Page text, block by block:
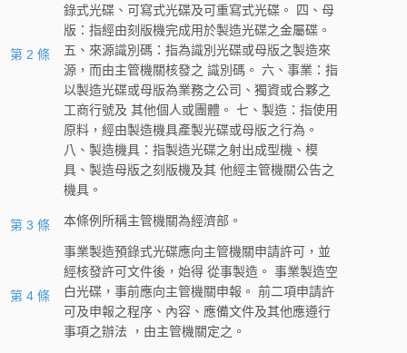
第 2 條
錄式光碟、可寫式光碟及可重寫式光碟。 四、母
版：指經由刻版機完成用於製造光碟之金屬碟。
五、來源識別碼：指為識別光碟或母版之製造來
源，而由主管機關核發之 識別碼。 六、事業：指
以製造光碟或母版為業務之公司、獨資或合夥之
工商行號及 其他個人或團體。 七、製造：指使用
原料，經由製造機具產製光碟或母版之行為。
八、製造機具：指製造光碟之射出成型機、模
具、製造母版之刻版機及其 他經主管機關公告之
機具。
第 3 條 本條例所稱主管機關為經濟部。
第 4 條
事業製造預錄式光碟應向主管機關申請許可，並
經核發許可文件後，始得 從事製造。 事業製造空
白光碟，事前應向主管機關申報。 前二項申請許
可及申報之程序、內容、應備文件及其他應遵行
事項之辦法 ，由主管機關定之。